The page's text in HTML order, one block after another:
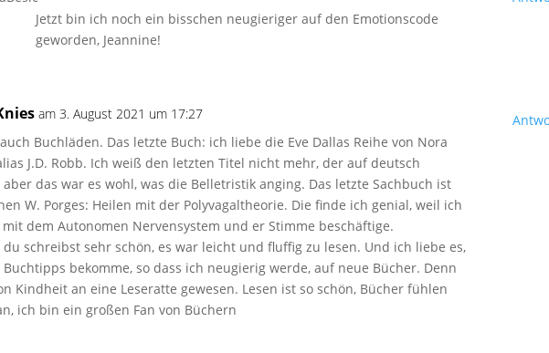
Jetzt bin ich noch ein bisschen neugieriger auf den Emotionscode
geworden, Jeannine!
am 3. August 2021 um 17:27
Buchläden. Das letzte Buch: ich liebe die Eve Dallas Reihe von Nora
J.D. Robb. Ich weiß den letzten Titel nicht mehr, der auf deutsch
aber das war es wohl, was die Belletristik anging. Das letzte Sachbuch ist
W. Porges: Heilen mit der Polyvagaltheorie. Die finde ich genial, weil ich
dem Autonomen Nervensystem und er Stimme beschäftige.
du schreibst sehr schön, es war leicht und fluffig zu lesen. Und ich liebe es,
bekomme, so dass ich neugierig werde, auf neue Bücher. Denn
Kindheit an eine Leseratte gewesen. Lesen ist so schön, Bücher fühlen
ich bin ein großen Fan von Büchern